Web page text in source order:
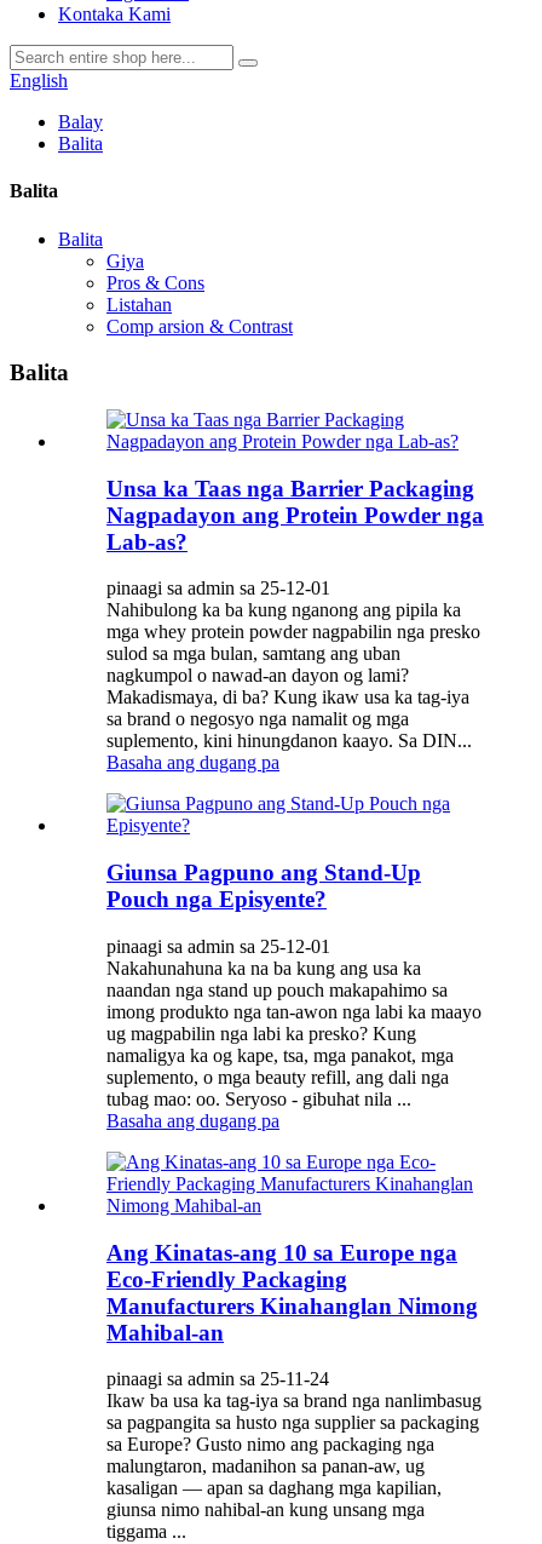
Kontaka Kami
English
Balay
Balita
Balita
Balita
Giya
Pros & Cons
Listahan
Comp arsion & Contrast
Balita
Unsa ka Taas nga Barrier Packaging
Nagpadayon ang Protein Powder nga
Lab-as?
pinaagi sa admin sa 25-12-01
Nahibulong ka ba kung nganong ang pipila ka
mga whey protein powder nagpabilin nga presko
sulod sa mga bulan, samtang ang uban
nagkumpol o nawad-an dayon og lami?
Makadismaya, di ba? Kung ikaw usa ka tag-iya
sa brand o negosyo nga namalit og mga
suplemento, kini hinungdanon kaayo. Sa DIN...
Basaha ang dugang pa
Giunsa Pagpuno ang Stand-Up
Pouch nga Episyente?
pinaagi sa admin sa 25-12-01
Nakahunahuna ka na ba kung ang usa ka
naandan nga stand up pouch makapahimo sa
imong produkto nga tan-awon nga labi ka maayo
ug magpabilin nga labi ka presko? Kung
namaligya ka og kape, tsa, mga panakot, mga
suplemento, o mga beauty refill, ang dali nga
tubag mao: oo. Seryoso - gibuhat nila ...
Basaha ang dugang pa
Ang Kinatas-ang 10 sa Europe nga
Eco-Friendly Packaging
Manufacturers Kinahanglan Nimong
Mahibal-an
pinaagi sa admin sa 25-11-24
Ikaw ba usa ka tag-iya sa brand nga nanlimbasug
sa pagpangita sa husto nga supplier sa packaging
sa Europe? Gusto nimo ang packaging nga
malungtaron, madanihon sa panan-aw, ug
kasaligan — apan sa daghang mga kapilian,
giunsa nimo nahibal-an kung unsang mga
tiggama ...